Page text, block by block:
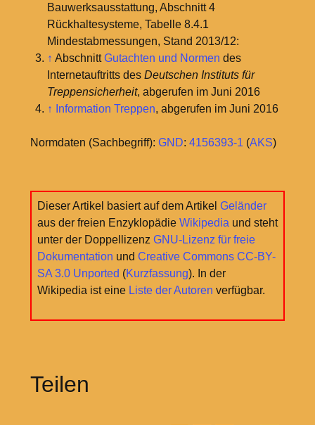
Bauwerksausstattung, Abschnitt 4
Rückhaltesysteme, Tabelle 8.4.1
Mindestabmessungen, Stand 2013/12:
↑ AbschnittGutachten und Normen des
Internetauftritts des Deutschen Instituts für
Treppensicherheit, abgerufen im Juni 2016
↑
Information Treppen, abgerufen im Juni 2016
Normdaten (Sachbegriff): GND: 4156393-1 (AKS)
Dieser Artikel basiert auf dem Artikel Geländer
aus der freien Enzyklopädie Wikipedia und steht
unter der Doppellizenz GNU-Lizenz für freie
Dokumentation und Creative Commons CC-BY-
SA 3.0 Unported (Kurzfassung). In der
Wikipedia ist eine Liste der Autoren verfügbar.
Teilen